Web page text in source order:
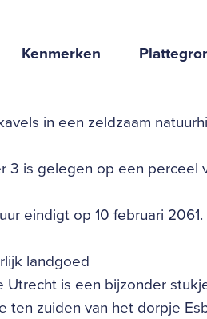
Kenmerken
in een zeldzaam
3 is gelegen op een perceel
eindigt op 10 februari
landgoed
Utrecht is een bijzonder
ten zuiden van het dorpje